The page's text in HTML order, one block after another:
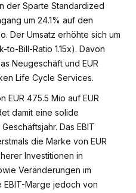
der Sparte Standardized
um 24.1% auf den
Der Umsatz erhöhte sich um
to-Bill-Ratio 1.15x). Davon
Neugeschäft und EUR
Life Cycle Services.
EUR 475.5 Mio auf EUR
damit eine solide
Das EBIT
die Marke von EUR
Investitionen in
Veränderungen im
EBIT-Marge jedoch von